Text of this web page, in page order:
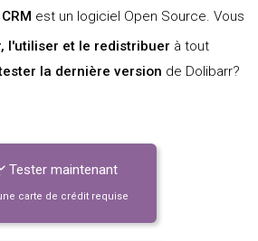
est un logiciel Open Source. Vous
l'utiliser et le redistribuer à tout
la dernière version de Dolibarr?
Tester maintenant
carte de crédit requise